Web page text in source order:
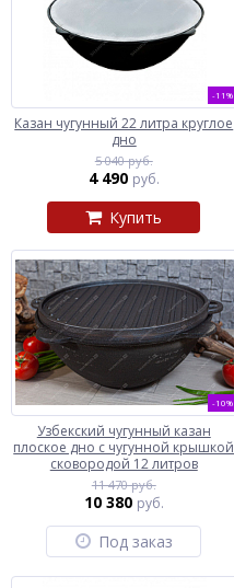
-11%
Казан чугунный 22 литра круглое
дно
5 040 руб.
4 490 руб.
Купить
-10%
Узбекский чугунный казан
плоское дно с чугунной крышкой
сковородой 12 литров
11 470 руб.
10 380 руб.
Под заказ